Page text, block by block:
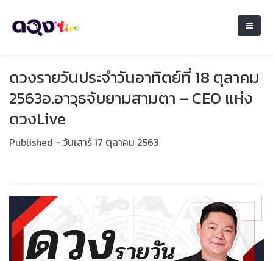
ดวงรายวันประจำวันอาทิตย์ที่ 18 ตุลาคม
2563อ.อาวุธจับยามสามตา – CEO แห่ง
ดวงLive
Published - วันเสาร์ 17 ตุลาคม 2563